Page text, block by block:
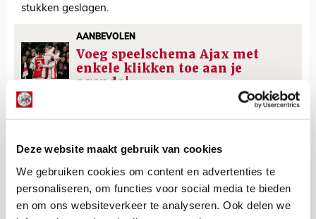
Deze website maakt gebruik van cookies
We gebruiken cookies om content en advertenties te
personaliseren, om functies voor social media te bieden
en om ons websiteverkeer te analyseren. Ook delen we
stukken geslagen.
AANBEVOLEN
Voeg speelschema Ajax met
enkele klikken toe aan je
agenda!
Bekijk alle berichten van De Redactie